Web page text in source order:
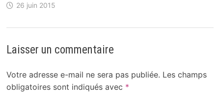
26 juin 2015
Laisser un commentaire
Votre adresse e-mail ne sera pas publiée. Les champs
obligatoires sont indiqués avec *